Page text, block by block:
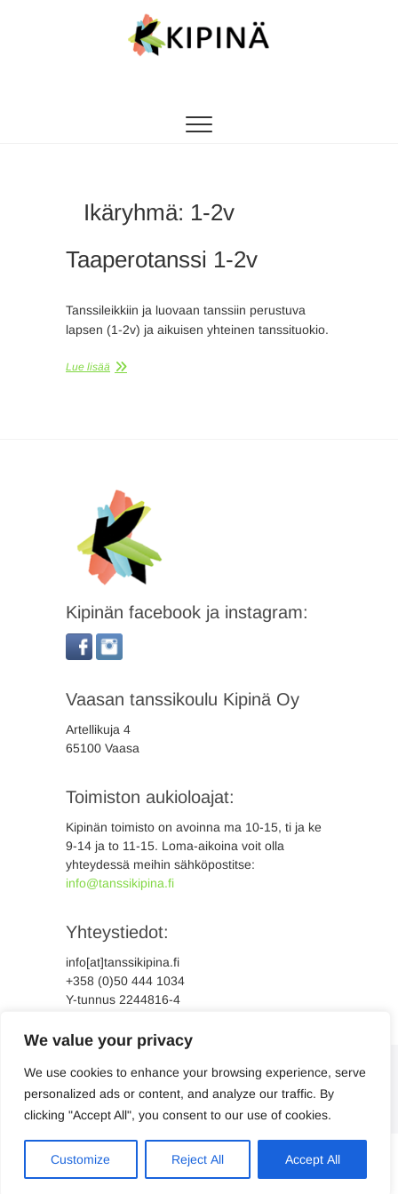
We value your privacy
We use cookies to enhance your browsing experience, serve
personalized ads or content, and analyze our traffic. By
clicking "Accept All", you consent to our use of cookies.
Customize Reject All Accept All
Ikäryhmä: 1-2v
Taaperotanssi 1-2v
Tanssileikkiin ja luovaan tanssiin perustuva
lapsen (1-2v) ja aikuisen yhteinen tanssituokio.
Lue lisää
Kipinän facebook ja instagram:
Vaasan tanssikoulu Kipinä Oy
Artellikuja 4
65100 Vaasa
Toimiston aukioloajat:
Kipinän toimisto on avoinna ma 10-15, ti ja ke
9-14 ja to 11-15. Loma-aikoina voit olla
yhteydessä meihin sähköpostitse:
info@tanssikipina.fi
Yhteystiedot:
info[at]tanssikipina.fi
+358 (0)50 444 1034
Y-tunnus 2244816-4
Suomi Svenska